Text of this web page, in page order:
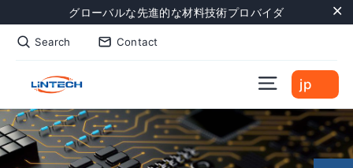
to
content
グローバルな先進的な材料技術プロバイダ
Search Contact
Site
jp